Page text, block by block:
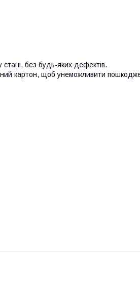
стані, без будь-яких дефектів.
картон, щоб унеможливити